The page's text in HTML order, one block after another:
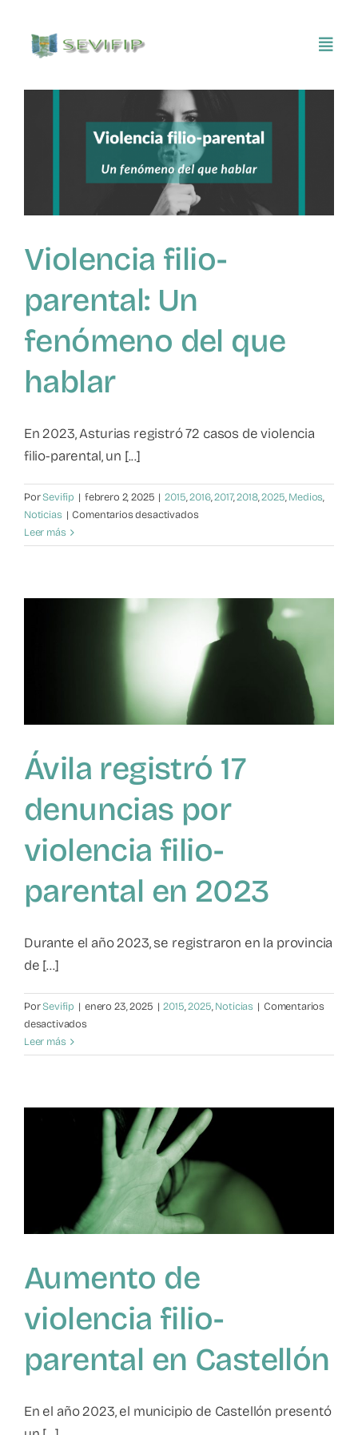
contenido
Asociarse
SEVIFIP CONECTA
Mapa de recursos
Observatorio VFP
Violencia filio-
parental: Un
fenómeno del que
hablar
En 2023, Asturias registró 72 casos de violencia
filio-parental, un [...]
PorSevifip | febrero 2, 2025 | 2015,2016,2017,2018,2025,Medios,
Noticias | Comentarios desactivadosen
filio-
fenómeno
que
hablar
Leer más
Ávila registró 17
denuncias por
violencia filio-
parental en 2023
Durante el año 2023, se registraron en la provincia
de [...]
PorSevifip | enero 23, 2025 | 2015,2025,Noticias | Comentarios
desactivadosen
registró
por
violencia
filio-
2023
Leer más
Aumento de
violencia filio-
parental en Castellón
En el año 2023, el municipio de Castellón presentó